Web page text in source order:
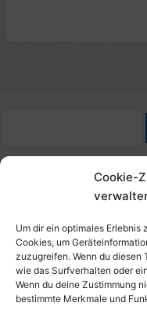
Cookie-
Um dir ein optimales
Cookies, um
zuzugreifen. Wenn du diesen
wie das Surfverhalten oder
Wenn du deine Zustimmung
bestimmte Merkmale und
*Werbehinweis für Links
"Amazon-Suche" und/
Link. Wenn Du auf der
Aufschlag – und
verdiene ich an
Klicks/Tipps auf
Amazon verlinkt sind.